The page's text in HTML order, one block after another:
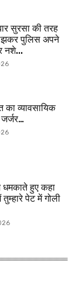
सुरसा की तरह
पुलिस अपने
नशे...
व्यावसायिक
जर्जर…
धमकाते हुए कहा
पेट में गोली